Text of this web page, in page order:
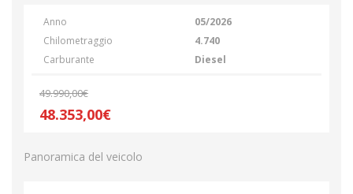
Anno
05/2026
Chilometraggio
4.740
Carburante
Diesel
49.990,00€
48.353,00€
Panoramica del veicolo